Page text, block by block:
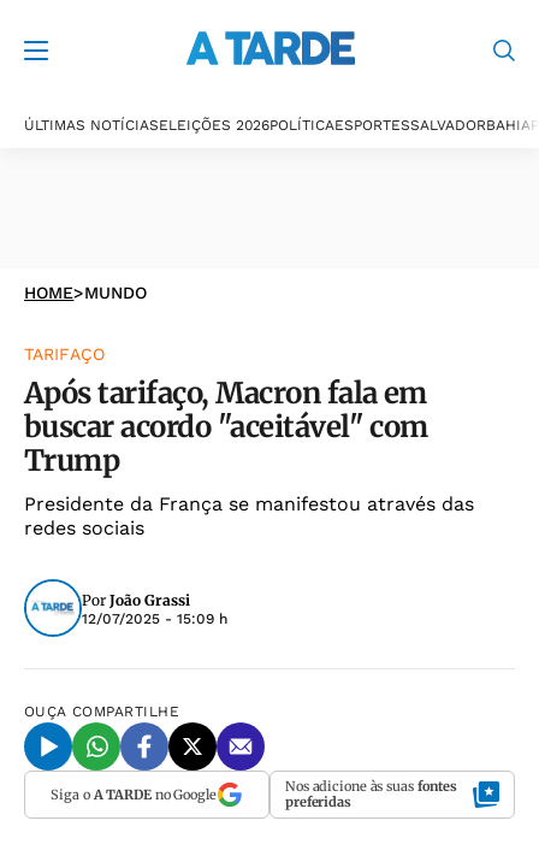
ÚLTIMAS NOTÍCIASELEIÇÕES 2026POLÍTICAESPORTESSALVADORBAHIA
HOME>MUNDO
TARIFAÇO
Após tarifaço, Macron fala em
buscar acordo "aceitável" com
Trump
Presidente da França se manifestou através das
redes sociais
Por João Grassi
12/07/2025 - 15:09 h
OUÇA COMPARTILHE
Siga o A TARDEno Google Nos adicione às suas fontes
preferidas